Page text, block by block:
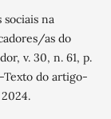
sociais na
as do
v. 30, n. 61, p.
Texto do artigo-